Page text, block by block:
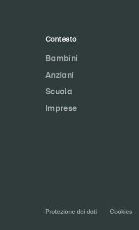
Contesto
Bambini
Anziani
Scuola
Imprese
Protezione dei dati Cookies